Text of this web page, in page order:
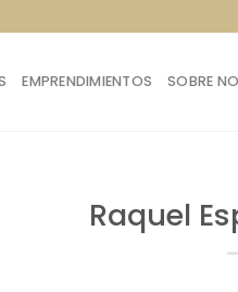
EMPRENDIMIENTOS SOBRE
Raquel